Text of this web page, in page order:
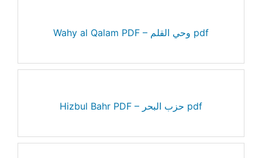
Wahy al Qalam PDF – وحي القلم pdf
Hizbul Bahr PDF – حزب البحر pdf